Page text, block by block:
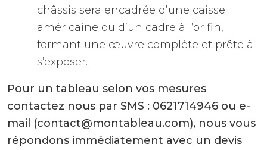
châssis sera encadrée d’une caisse
américaine ou d’un cadre à l’or fin,
formant une œuvre complète et prête à
s’exposer.
Pour un tableau selon vos mesures
contactez nous par SMS : 0621714946 ou e-
mail (contact@montableau.com), nous vous
répondons immédiatement avec un devis